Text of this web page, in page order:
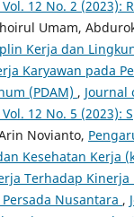
Vol. 12 No. 2 (2023):
Umam,
Kerja dan
Karyawan pada
(PDAM) , Journal
12 No. 5 (2023):
Novianto,
Kesehatan Kerja
Terhadap Kinerja
Nusantara ,